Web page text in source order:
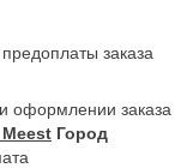
заказа
оформлении заказа
Город